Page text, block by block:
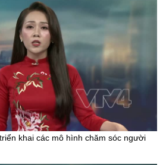
khai các mô hình chăm sóc người